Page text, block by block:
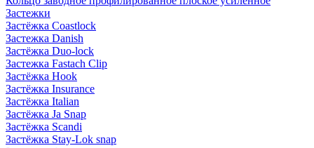
Застежки
Застёжка Coastlock
Застежка Danish
Застёжка Duo-lock
Застежка Fastach Clip
Застёжка Hook
Застёжка Insurance
Застёжка Italian
Застёжка Ja Snap
Застёжка Scandi
Застёжка Stay-Lok snap